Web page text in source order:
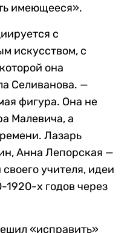
имеющееся».
с
искусством, с
она
Селиванова. —
фигура. Она не
Малевича, а
Лазарь
Анна Лепорская —
учителя, идеи
1920-х годов через
«исправить»